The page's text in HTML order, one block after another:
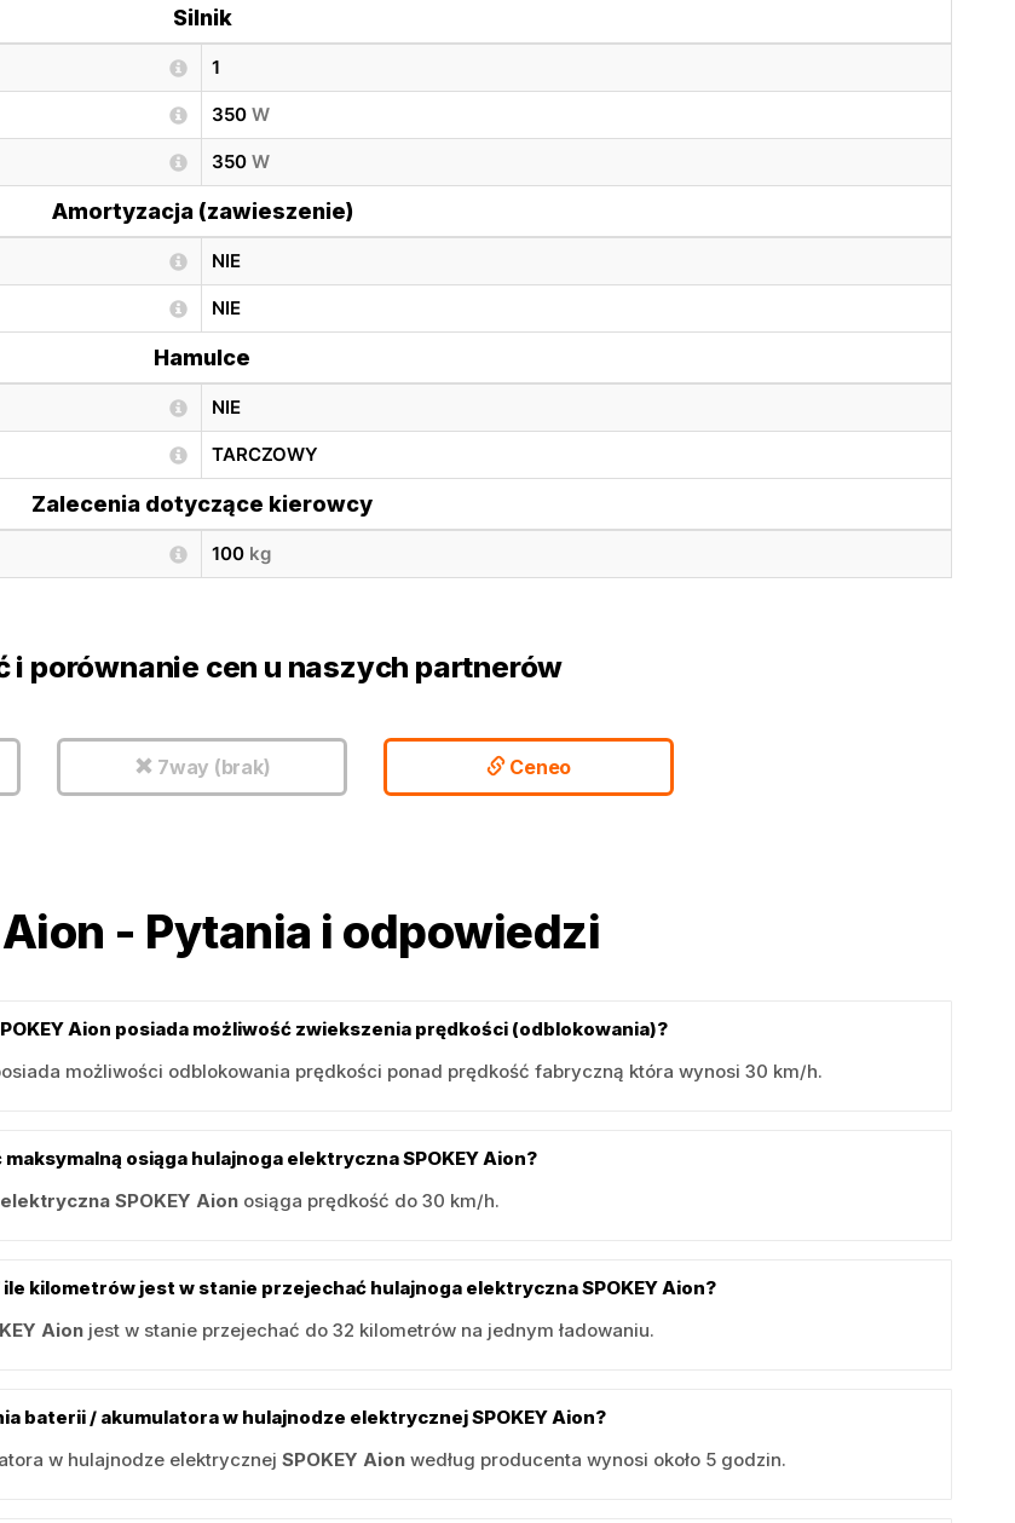
Silnik
1
350 W
350 W
Amortyzacja (zawieszenie)
NIE
NIE
Hamulce
NIE
TARCZOWY
Zalecenia dotyczące kierowcy
100 kg
i porównanie cen u naszych partnerów
7way (brak) Ceneo
- Pytania i odpowiedzi
Aion posiada możliwość zwiekszenia prędkości (odblokowania)?
możliwości odblokowania prędkości ponad prędkość fabryczną która wynosi 30 km/h.
osiąga hulajnoga elektryczna SPOKEY Aion?
SPOKEY Aion osiąga prędkość do 30 km/h.
ile kilometrów jest w stanie przejechać hulajnoga elektryczna SPOKEY Aion?
Aion jest w stanie przejechać do 32 kilometrów na jednym ładowaniu.
baterii / akumulatora w hulajnodze elektrycznej SPOKEY Aion?
w hulajnodze elektrycznej SPOKEY Aionwedług producenta wynosi około 5 godzin.